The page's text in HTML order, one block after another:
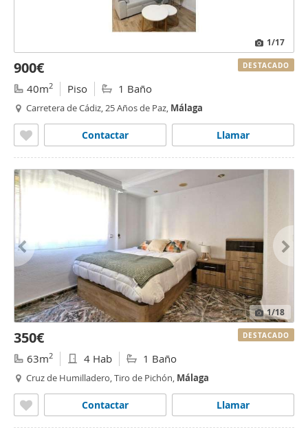
1/17
900€
40m2 Piso 1 Baño
Carretera de Cádiz, 25 Años de Paz, Málaga
Llamar
Contactar
DESTACADO
1/18
350€
63m2 4 Hab 1 Baño
Cruz de Humilladero, Tiro de Pichón, Málaga
Llamar
Contactar
DESTACADO